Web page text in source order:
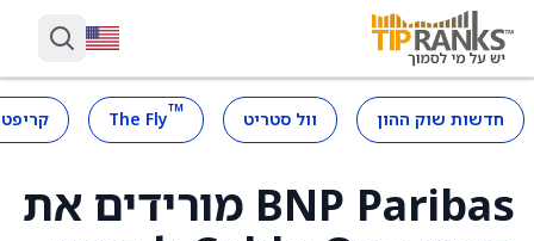
חדשות שוק ההון וול סטריט ™
The Fly
BNP Paribas מורידים את